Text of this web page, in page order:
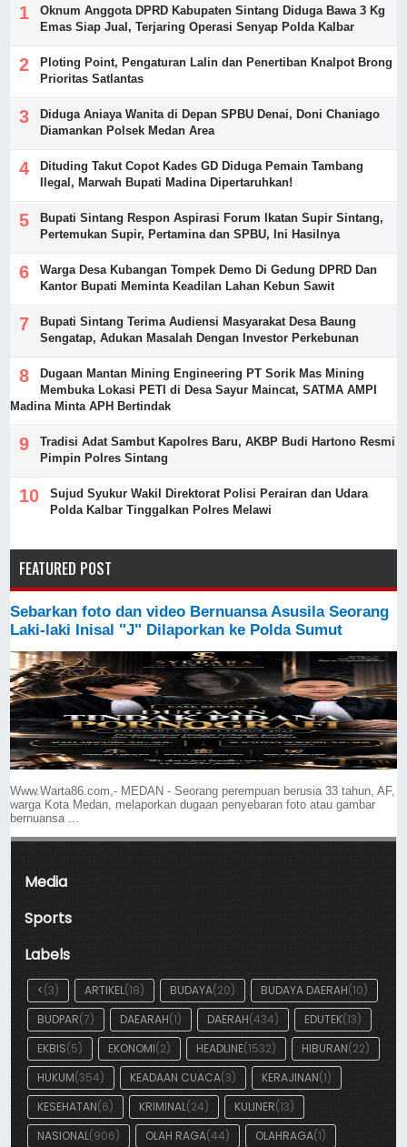
Oknum Anggota DPRD Kabupaten Sintang Diduga Bawa 3 Kg
Emas Siap Jual, Terjaring Operasi Senyap Polda Kalbar
Ploting Point, Pengaturan Lalin dan Penertiban Knalpot Brong
Prioritas Satlantas
Diduga Aniaya Wanita di Depan SPBU Denai, Doni Chaniago
Diamankan Polsek Medan Area
Dituding Takut Copot Kades GD Diduga Pemain Tambang
Ilegal, Marwah Bupati Madina Dipertaruhkan!
Bupati Sintang Respon Aspirasi Forum Ikatan Supir Sintang,
Pertemukan Supir, Pertamina dan SPBU, Ini Hasilnya
Warga Desa Kubangan Tompek Demo Di Gedung DPRD Dan
Kantor Bupati Meminta Keadilan Lahan Kebun Sawit
Bupati Sintang Terima Audiensi Masyarakat Desa Baung
Sengatap, Adukan Masalah Dengan Investor Perkebunan
Dugaan Mantan Mining Engineering PT Sorik Mas Mining
Membuka Lokasi PETI di Desa Sayur Maincat, SATMA AMPI
Madina Minta APH Bertindak
Tradisi Adat Sambut Kapolres Baru, AKBP Budi Hartono Resmi
Pimpin Polres Sintang
Sujud Syukur Wakil Direktorat Polisi Perairan dan Udara
Polda Kalbar Tinggalkan Polres Melawi
FEATURED POST
Sebarkan foto dan video Bernuansa Asusila Seorang
Laki-laki Inisal "J" Dilaporkan ke Polda Sumut
Www.Warta86.com,- MEDAN - Seorang perempuan berusia 33 tahun, AF,
warga Kota Medan, melaporkan dugaan penyebaran foto atau gambar
bernuansa ...
Media
Sports
Labels
<(3) ARTIKEL(18) BUDAYA(20) BUDAYA DAERAH(10)
BUDPAR(7) DAEARAH(1) DAERAH(434) EDUTEK(13)
EKBIS(5) EKONOMI(2) HEADLINE(1532) HIBURAN(22)
HUKUM(354) KEADAAN CUACA(3) KERAJINAN(1)
KESEHATAN(6) KRIMINAL(24) KULINER(13)
NASIONAL(906) OLAH RAGA(44) OLAHRAGA(1)